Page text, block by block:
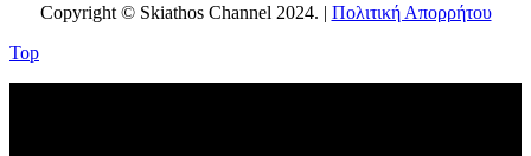
Copyright © Skiathos Channel 2024. | Πολιτική Απορρήτου
Top